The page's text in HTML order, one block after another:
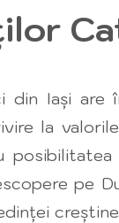
în
la
pe